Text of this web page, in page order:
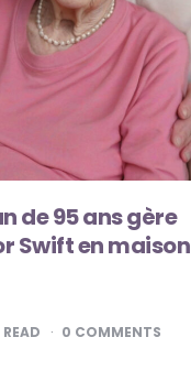
de 95 ans gère
Swift en maison
0 COMMENTS